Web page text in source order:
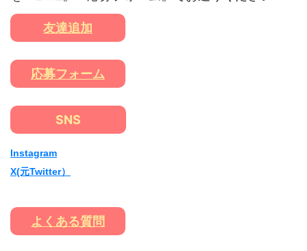
友達追加
応募フォーム
SNS
Instagram
X(元Twitter）
よくある質問